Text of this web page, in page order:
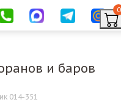
0
и баров
014-351